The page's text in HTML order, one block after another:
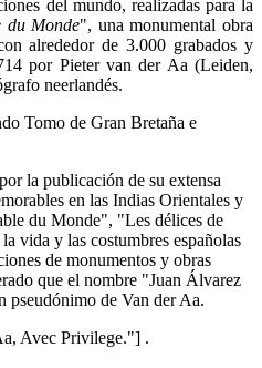
del mundo, realizadas para la
du Monde", una monumental obra
alrededor de 3.000 grabados y
por Pieter van der Aa (Leiden,
neerlandés.
Tomo de Gran Bretaña e
la publicación de su extensa
en las Indias Orientales y
du Monde", "Les délices de
vida y las costumbres españolas
de monumentos y obras
que el nombre "Juan Álvarez
pseudónimo de Van der Aa.
Avec Privilege."] .